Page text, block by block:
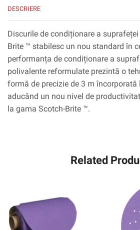
interior,
caz
DESCRIERE
Discurile de condiționare a
Brite ™ stabilesc un nou standard în
performanța de condiționare a
polivalente reformulate prezintă o
formă de precizie de 3 m încorporată
aducând un nou nivel de
la gama Scotch-Brite ™.
Related